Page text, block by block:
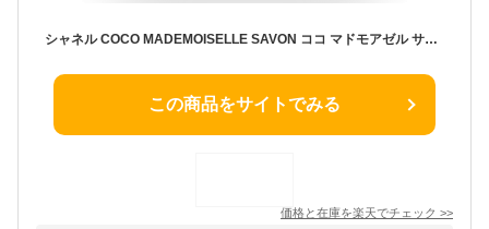
シャネル COCO MADEMOISELLE SAVON ココ マドモアゼル サヴォン 石鹸 洗顔 ショップ袋付 CHANEL レディース ブランド おしゃれ かわいい 正規品 新品 ギフト プレゼント
この商品をサイトでみる
価格と在庫を楽天でチェック >>